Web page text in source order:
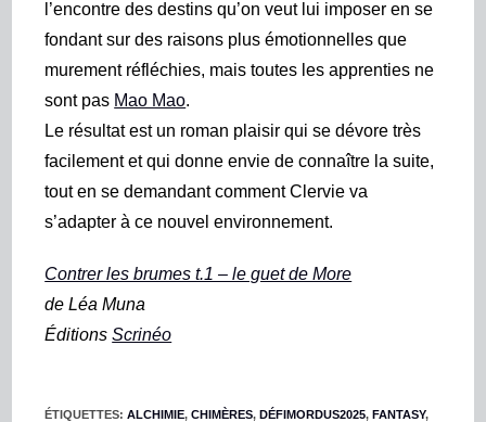
l’encontre des destins qu’on veut lui imposer en se
fondant sur des raisons plus émotionnelles que
murement réfléchies, mais toutes les apprenties ne
sont pas Mao Mao.
Le résultat est un roman plaisir qui se dévore très
facilement et qui donne envie de connaître la suite,
tout en se demandant comment Clervie va
s’adapter à ce nouvel environnement.
Contrer les brumes t.1 – le guet de More
de Léa Muna
ÉditionsScrinéo
ÉTIQUETTES:ALCHIMIE, CHIMÈRES, DÉFIMORDUS2025, FANTASY,